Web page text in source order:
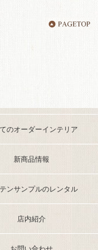
のオーダーインテリア
新商品情報
ンサンプルのレンタル
店内紹介